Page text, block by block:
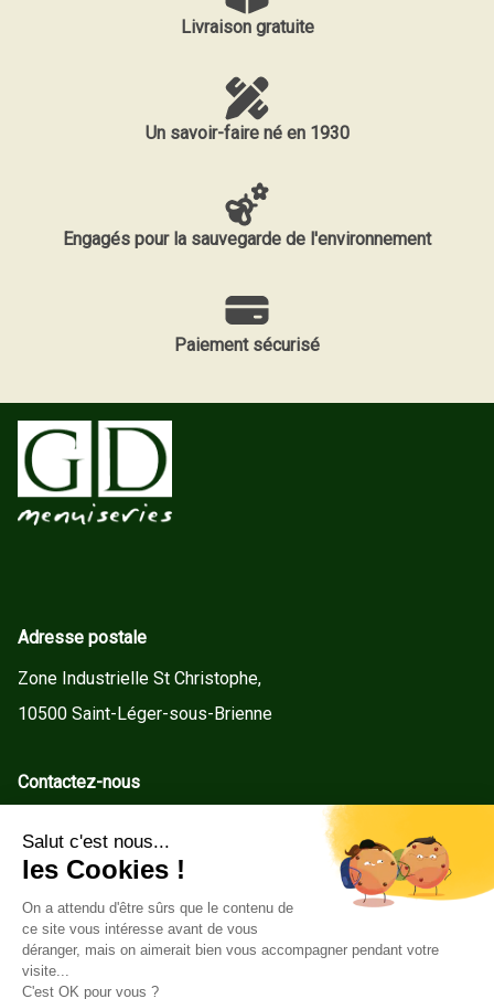
Livraison gratuite
Un savoir-faire né en 1930
Engagés pour la sauvegarde de l'environnement
Paiement sécurisé
Adresse postale
Zone Industrielle St Christophe,
10500 Saint-Léger-sous-Brienne
Contactez-nous
Tel : +33(0)3 25 92 78 60
Service client
Conditions Générales de Vente